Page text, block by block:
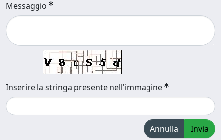
Messaggio
Inserire la stringa presente nell'immagine
Annulla Invia